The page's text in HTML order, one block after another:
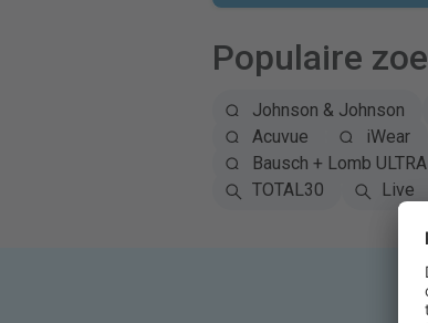
Populaire
Johnson & Johnson
Acuvue
iWear
Bausch + Lomb ULTRA
TOTAL30
Live